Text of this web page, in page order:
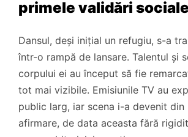
primele validări sociale
Dansul, deși inițial un refugiu, s-a
într-o rampă de lansare. Talentul și
corpului ei au început să fie
tot mai vizibile. Emisiunile TV au
public larg, iar scena i-a devenit din
afirmare, de data aceasta fără